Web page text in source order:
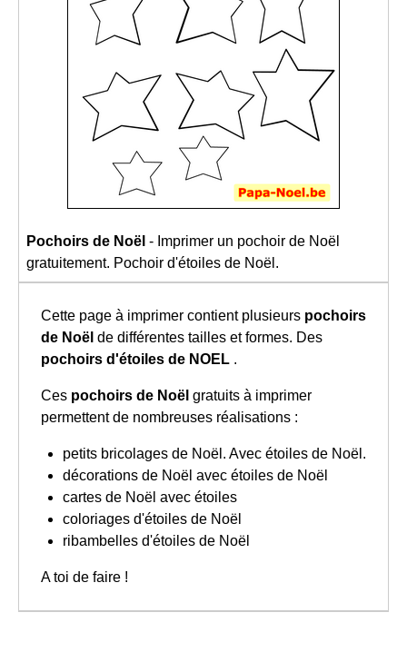
Pochoirs de Noël - Imprimer un pochoir de Noël
gratuitement. Pochoir d'étoiles de Noël.
Cette page à imprimer contient plusieurs pochoirs
de Noël de différentes tailles et formes. Des
pochoirs d'étoiles de NOEL .
Ces pochoirs de Noël gratuits à imprimer
permettent de nombreuses réalisations :
petits bricolages de Noël. Avec étoiles de Noël.
décorations de Noël avec étoiles de Noël
cartes de Noël avec étoiles
coloriages d'étoiles de Noël
ribambelles d'étoiles de Noël
A toi de faire !